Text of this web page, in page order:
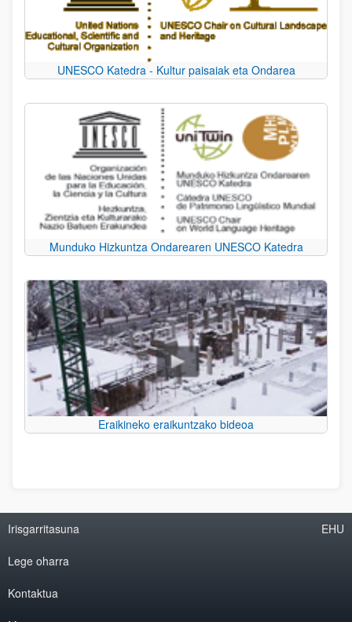
UNESCO Katedra - Kultur paisaiak eta Ondarea
Munduko Hizkuntza Ondarearen UNESCO Katedra
Eraikineko eraikuntzako bideoa
Irisgarritasuna
Lege oharra
Kontaktua
EHU